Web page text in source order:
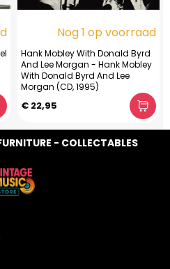
Nog 1 op voorraad
Hank Mobley With Donald Byrd
And Lee Morgan - Hank Mobley
With Donald Byrd And Lee
Morgan (CD, 1995)
€ 22,95
- COLLECTABLES